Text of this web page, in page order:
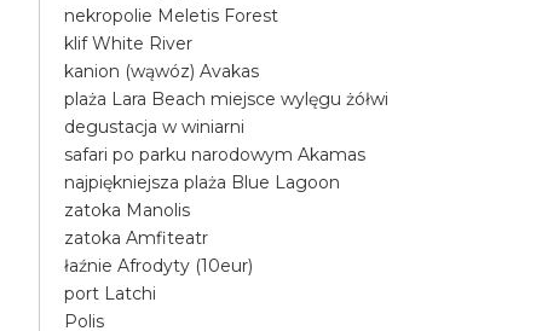
nekropolie Meletis Forest
klif White River
kanion (wąwóz) Avakas
plaża Lara Beach miejsce wylęgu żółwi
degustacja w winiarni
safari po parku narodowym Akamas
najpiękniejsza plaża Blue Lagoon
zatoka Manolis
zatoka Amfiteatr
łaźnie Afrodyty (10eur)
port Latchi
Polis